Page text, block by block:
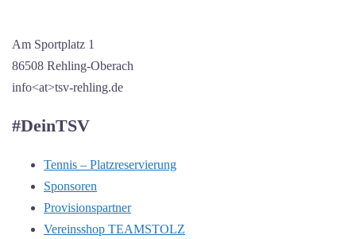
Am Sportplatz 1
86508 Rehling-Oberach
info<at>tsv-rehling.de
#DeinTSV
Tennis – Platzreservierung
Sponsoren
Provisionspartner
Vereinsshop TEAMSTOLZ